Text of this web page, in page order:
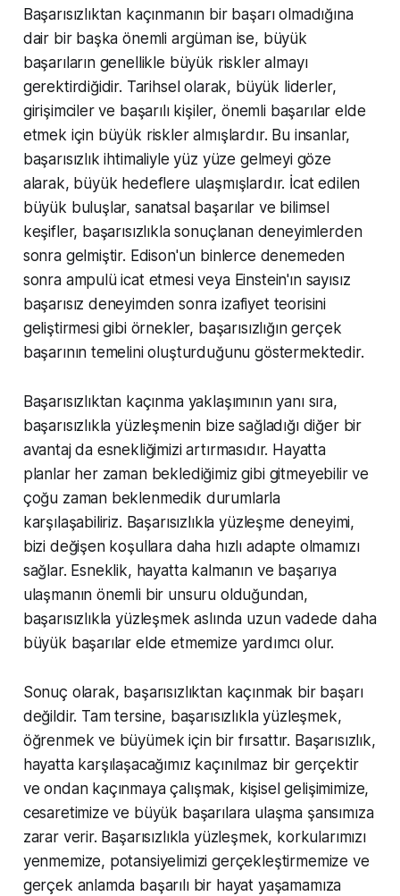
Başarısızlıktan kaçınmanın bir başarı olmadığına
dair bir başka önemli argüman ise, büyük
başarıların genellikle büyük riskler almayı
gerektirdiğidir. Tarihsel olarak, büyük liderler,
girişimciler ve başarılı kişiler, önemli başarılar elde
etmek için büyük riskler almışlardır. Bu insanlar,
başarısızlık ihtimaliyle yüz yüze gelmeyi göze
alarak, büyük hedeflere ulaşmışlardır. İcat edilen
büyük buluşlar, sanatsal başarılar ve bilimsel
keşifler, başarısızlıkla sonuçlanan deneyimlerden
sonra gelmiştir. Edison'un binlerce denemeden
sonra ampulü icat etmesi veya Einstein'ın sayısız
başarısız deneyimden sonra izafiyet teorisini
geliştirmesi gibi örnekler, başarısızlığın gerçek
başarının temelini oluşturduğunu göstermektedir.
Başarısızlıktan kaçınma yaklaşımının yanı sıra,
başarısızlıkla yüzleşmenin bize sağladığı diğer bir
avantaj da esnekliğimizi artırmasıdır. Hayatta
planlar her zaman beklediğimiz gibi gitmeyebilir ve
çoğu zaman beklenmedik durumlarla
karşılaşabiliriz. Başarısızlıkla yüzleşme deneyimi,
bizi değişen koşullara daha hızlı adapte olmamızı
sağlar. Esneklik, hayatta kalmanın ve başarıya
ulaşmanın önemli bir unsuru olduğundan,
başarısızlıkla yüzleşmek aslında uzun vadede daha
büyük başarılar elde etmemize yardımcı olur.
Sonuç olarak, başarısızlıktan kaçınmak bir başarı
değildir. Tam tersine, başarısızlıkla yüzleşmek,
öğrenmek ve büyümek için bir fırsattır. Başarısızlık,
hayatta karşılaşacağımız kaçınılmaz bir gerçektir
ve ondan kaçınmaya çalışmak, kişisel gelişimimize,
cesaretimize ve büyük başarılara ulaşma şansımıza
zarar verir. Başarısızlıkla yüzleşmek, korkularımızı
yenmemize, potansiyelimizi gerçekleştirmemize ve
gerçek anlamda başarılı bir hayat yaşamamıza